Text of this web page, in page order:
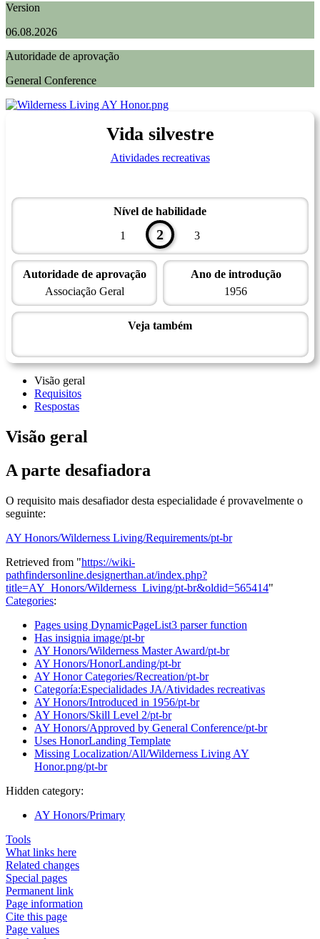
Version
06.08.2026
Autoridade de aprovação
General Conference
Vida silvestre
Atividades recreativas
Nível de habilidade
1
2 3
Autoridade de aprovação
Associação Geral
Ano de introdução
1956
Veja também
Visão geral
Requisitos
Respostas
Visão geral
A parte desafiadora
O requisito mais desafiador desta especialidade é provavelmente o
seguinte:
AY Honors/Wilderness Living/Requirements/pt-br
Retrieved from "https://wiki-
pathfindersonline.designerthan.at/index.php?
title=AY_Honors/Wilderness_Living/pt-br&oldid=565414"
Categories:
Pages using DynamicPageList3 parser function
Has insignia image/pt-br
AY Honors/Wilderness Master Award/pt-br
AY Honors/HonorLanding/pt-br
AY Honor Categories/Recreation/pt-br
Categoría:Especialidades JA/Atividades recreativas
AY Honors/Introduced in 1956/pt-br
AY Honors/Skill Level 2/pt-br
AY Honors/Approved by General Conference/pt-br
Uses HonorLanding Template
Missing Localization/All/Wilderness Living AY
Honor.png/pt-br
Hidden category:
AY Honors/Primary
Tools
What links here
Related changes
Special pages
Permanent link
Page information
Cite this page
Page values